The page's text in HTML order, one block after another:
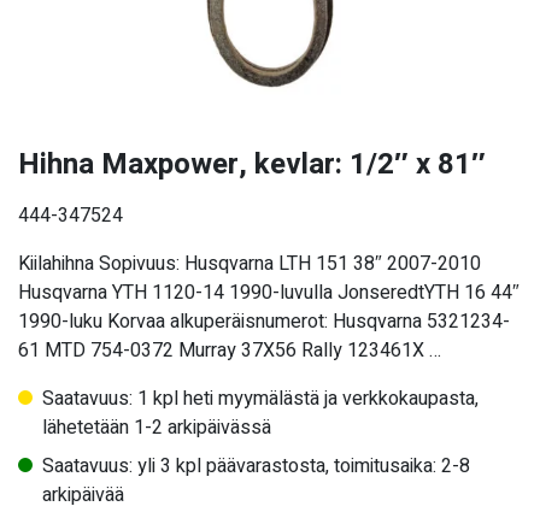
Hihna Maxpower, kevlar: 1/2″ x 81″
444-347524
Kiilahihna Sopivuus: Husqvarna LTH 151 38″ 2007-2010
Husqvarna YTH 1120-14 1990-luvulla JonseredtYTH 16 44″
1990-luku Korvaa alkuperäisnumerot: Husqvarna 5321234-
61 MTD 754-0372 Murray 37X56 Rally 123461X …
Saatavuus: 1 kpl heti myymälästä ja verkkokaupasta,
lähetetään 1-2 arkipäivässä
Saatavuus: yli 3 kpl päävarastosta, toimitusaika: 2-8
arkipäivää